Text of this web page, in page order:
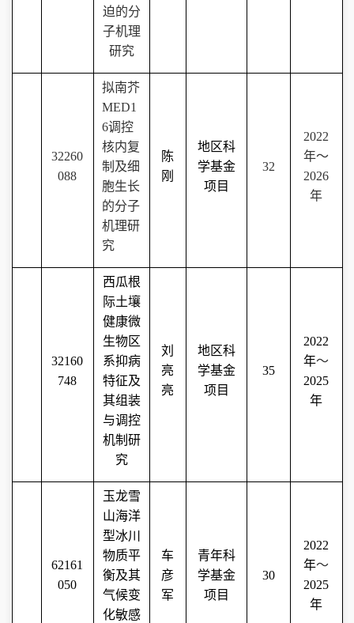
迫的分
子机理
研究
32260
088
拟南芥
MED1
6调控
核内复
制及细
胞生长
的分子
机理研
究
陈
刚
地区科
学基金
项目
32
2022
年～
2026
年
32160
748
西瓜根
际土壤
健康微
生物区
系抑病
特征及
其组装
与调控
机制研
究
刘
亮
亮
地区科
学基金
项目
35
2022
年～
2025
年
62161
050
玉龙雪
山海洋
型冰川
物质平
衡及其
气候变
化敏感
车
彦
军
青年科
学基金
项目
30
2022
年～
2025
年